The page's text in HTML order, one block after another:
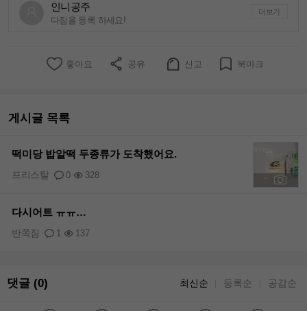
인니공주
다짐을 등록 하세요!
더보기
좋아요 공유 신고 북마크
게시글 목록
떡미당 밥알떡 두종류가 도착했어요.
0 328
프리스탈
다시어트 ㅠㅠ…
1 137
반쪽짐
댓글 (0) 최신순 등록순 공감순